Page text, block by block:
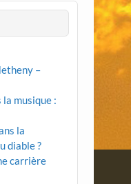
–
la musique :
la
diable ?
carrière